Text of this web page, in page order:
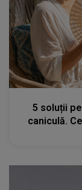
5 soluții
caniculă.